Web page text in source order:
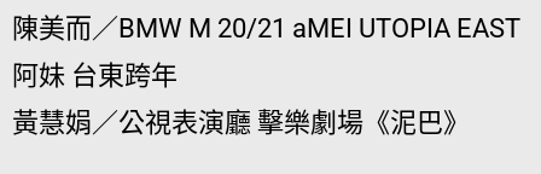
陳美而／BMW M 20/21 aMEI UTOPIA EAST
阿妹 台東跨年
黃慧娟／公視表演廳 擊樂劇場《泥巴》